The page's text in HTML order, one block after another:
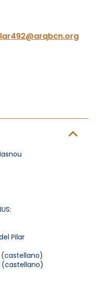
Pilar
(castellano)
(castellano)